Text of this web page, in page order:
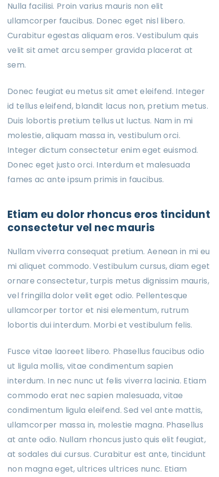
Nulla facilisi. Proin varius mauris non elit
ullamcorper faucibus. Donec eget nisl libero.
Curabitur egestas aliquam eros. Vestibulum quis
velit sit amet arcu semper gravida placerat at
sem.
Donec feugiat eu metus sit amet eleifend. Integer
id tellus eleifend, blandit lacus non, pretium metus.
Duis lobortis pretium tellus ut luctus. Nam in mi
molestie, aliquam massa in, vestibulum orci.
Integer dictum consectetur enim eget euismod.
Donec eget justo orci. Interdum et malesuada
fames ac ante ipsum primis in faucibus.
Etiam eu dolor rhoncus eros tincidunt
consectetur vel nec mauris
Nullam viverra consequat pretium. Aenean in mi eu
mi aliquet commodo. Vestibulum cursus, diam eget
ornare consectetur, turpis metus dignissim mauris,
vel fringilla dolor velit eget odio. Pellentesque
ullamcorper tortor et nisi elementum, rutrum
lobortis dui interdum. Morbi et vestibulum felis.
Fusce vitae laoreet libero. Phasellus faucibus odio
ut ligula mollis, vitae condimentum sapien
interdum. In nec nunc ut felis viverra lacinia. Etiam
commodo erat nec sapien malesuada, vitae
condimentum ligula eleifend. Sed vel ante mattis,
ullamcorper massa in, molestie magna. Phasellus
at ante odio. Nullam rhoncus justo quis elit feugiat,
at sodales dui cursus. Curabitur est ante, tincidunt
non magna eget, ultrices ultrices nunc. Etiam